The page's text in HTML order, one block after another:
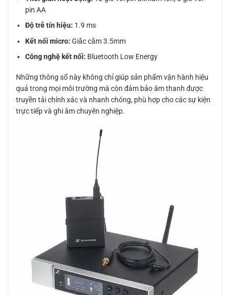
pin AA
Độ trễ tín hiệu: 1.9 ms
Kết nối micro: Giắc cắm 3.5mm
Công nghệ kết nối: Bluetooth Low Energy
Những thông số này không chỉ giúp sản phẩm vận hành hiệu
quả trong mọi môi trường mà còn đảm bảo âm thanh được
truyền tải chính xác và nhanh chóng, phù hợp cho các sự kiện
trực tiếp và ghi âm chuyên nghiệp.